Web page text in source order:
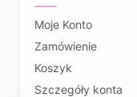
Moje Konto
Zamówienie
Koszyk
Szczegóły konta